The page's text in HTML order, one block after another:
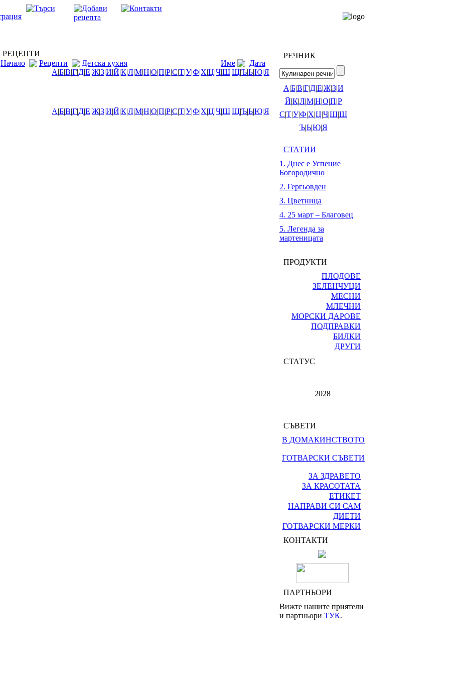
РЕЦЕПТИ
Начало
Рецепти Детска кухня Име
Дата
А|Б|В|Г|Д|Е|Ж|З|И|Й|К|Л|М|Н|О|П|Р|С|Т|У|Ф|Х|Ц|Ч|Ш|Щ|Ъ|Ь|Ю|Я
А|Б|В|Г|Д|Е|Ж|З|И|Й|К|Л|М|Н|О|П|Р|С|Т|У|Ф|Х|Ц|Ч|Ш|Щ|Ъ|Ь|Ю|Я
РЕЧНИК
А|Б|В|Г|Д|Е|Ж|З|И
Й|К|Л|М|Н|О|П|Р
С|Т|У|Ф|Х|Ц|Ч|Ш|Щ
Ъ|Ь|Ю|Я
СТАТИИ
1. Днес е Успение
Богородично
2. Гергьовден
3. Цветница
4. 25 март – Благовец
5. Легенда за
мартеницата
ПРОДУКТИ
ПЛОДОВЕ
ЗЕЛЕНЧУЦИ
МЕСНИ
МЛЕЧНИ
МОРСКИ ДАРОВЕ
ПОДПРАВКИ
БИЛКИ
ДРУГИ
СТАТУС
2028
СЪВЕТИ
В ДОМАКИНСТВОТО
ГОТВАРСКИ СЪВЕТИ
ЗА ЗДРАВЕТО
ЗА КРАСОТАТА
ЕТИКЕТ
НАПРАВИ СИ САМ
ДИЕТИ
ГОТВАРСКИ МЕРКИ
КОНТАКТИ
ПАРТНЬОРИ
Вижте нашите приятели
и партньори ТУК.